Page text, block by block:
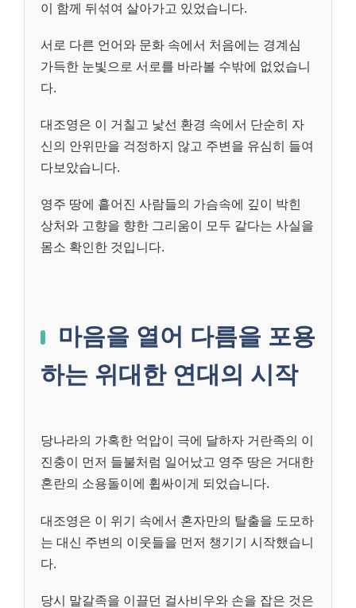
이 함께 뒤섞여 살아가고 있었습니다.
서로 다른 언어와 문화 속에서 처음에는 경계심
가득한 눈빛으로 서로를 바라볼 수밖에 없었습니
다.
대조영은 이 거칠고 낯선 환경 속에서 단순히 자
신의 안위만을 걱정하지 않고 주변을 유심히 들여
다보았습니다.
영주 땅에 흩어진 사람들의 가슴속에 깊이 박힌
상처와 고향을 향한 그리움이 모두 같다는 사실을
몸소 확인한 것입니다.
마음을 열어 다름을 포용
하는 위대한 연대의 시작
당나라의 가혹한 억압이 극에 달하자 거란족의 이
진충이 먼저 들불처럼 일어났고 영주 땅은 거대한
혼란의 소용돌이에 휩싸이게 되었습니다.
대조영은 이 위기 속에서 혼자만의 탈출을 도모하
는 대신 주변의 이웃들을 먼저 챙기기 시작했습니
다.
당시 말갈족을 이끌던 걸사비우와 손을 잡은 것은